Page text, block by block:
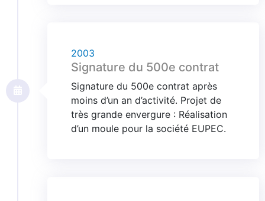
2003
Signature du 500e contrat
Signature du 500e contrat après
moins d’un an d’activité. Projet de
très grande envergure : Réalisation
d’un moule pour la société EUPEC.